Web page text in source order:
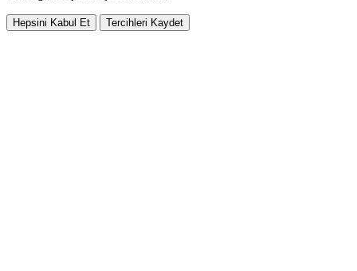
Hepsini Kabul Et Tercihleri Kaydet